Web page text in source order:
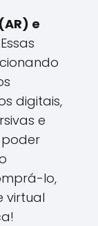
e
Essas
digitais,
e
poder
lo,
virtual